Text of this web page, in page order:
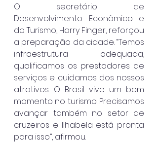
O secretário de
Desenvolvimento Econômico e
do Turismo, Harry Finger, reforçou
a preparação da cidade. “Temos
infraestrutura adequada,
qualificamos os prestadores de
serviços e cuidamos dos nossos
atrativos. O Brasil vive um bom
momento no turismo. Precisamos
avançar também no setor de
cruzeiros e Ilhabela está pronta
para isso”, afirmou.